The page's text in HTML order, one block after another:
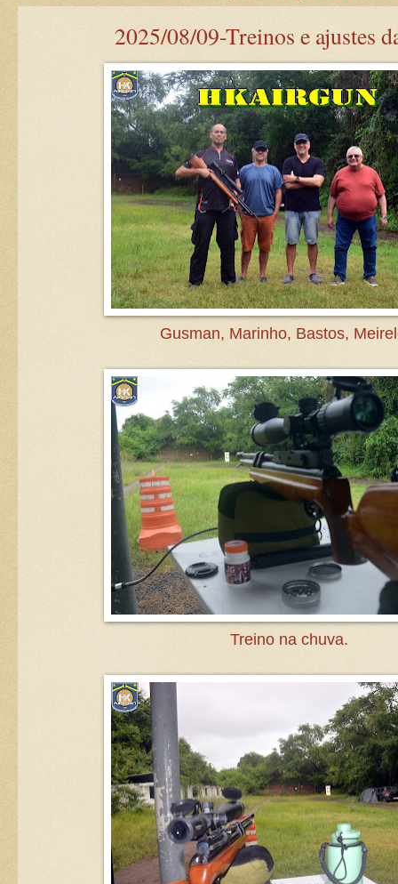
2025/08/09-Treinos e ajustes
Gusman, Marinho, Bastos,
Treino na chuva.